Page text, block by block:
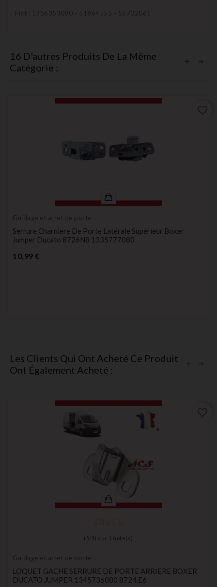
Fiat : 1356353080 - 51864555 - 55702061
16 D'autres Produits De La Même
Catégorie :
Guidage et arret de porte
Serrure Charniere De Porte Latérale Supérieur Boxer
Jumper Ducato 8726N8 1335777080
10,99 €
Les Clients Qui Ont Acheté Ce Produit
Ont Également Acheté :
( 5/ 5) sur 3 note(s)
Guidage et arret de porte
LOQUET GACHE SERRURE DE PORTE ARRIERE BOXER
DUCATO JUMPER 1345736080 8724.E6